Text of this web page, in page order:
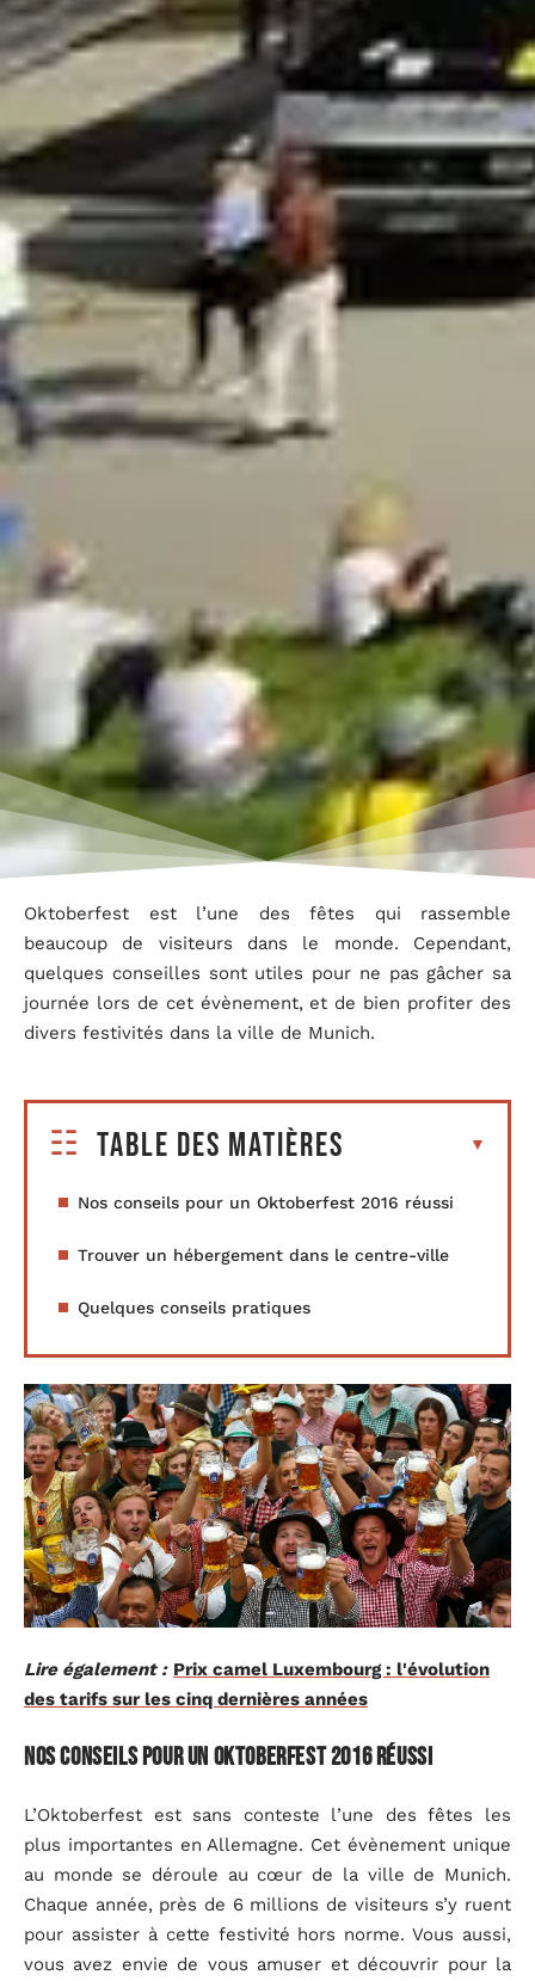
Oktoberfest est l’une des fêtes qui rassemble
beaucoup de visiteurs dans le monde. Cependant,
quelques conseilles sont utiles pour ne pas gâcher sa
journée lors de cet évènement, et de bien profiter des
divers festivités dans la ville de Munich.
Table des matières
Nos conseils pour un Oktoberfest 2016 réussi
Trouver un hébergement dans le centre-ville
Quelques conseils pratiques
Lire également : Prix camel Luxembourg : l'évolution
des tarifs sur les cinq dernières années
Nos conseils pour un Oktoberfest 2016 réussi
L’Oktoberfest est sans conteste l’une des fêtes les
plus importantes en Allemagne. Cet évènement unique
au monde se déroule au cœur de la ville de Munich.
Chaque année, près de 6 millions de visiteurs s’y ruent
pour assister à cette festivité hors norme. Vous aussi,
vous avez envie de vous amuser et découvrir pour la